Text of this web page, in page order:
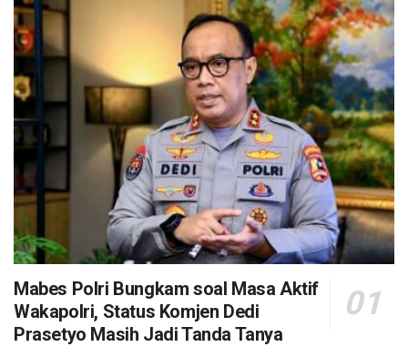
Mabes Polri Bungkam soal Masa Aktif
Wakapolri, Status Komjen Dedi
Prasetyo Masih Jadi Tanda Tanya